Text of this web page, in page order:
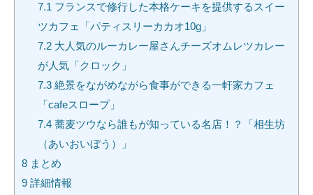
7.1 フランスで修行した本格ケーキを提供するスイー
ツカフェ「パティスリーカカオ10g」
7.2大人気のルーカレー屋さんチーズオムレツカレー
が人気「クロック」
7.3絶景をながめながら食事ができる一軒家カフェ
「cafeスロープ」
7.4蕎麦ツウなら誰もが知っている名店！？「相生坊
（あいおいぼう）」
8 まとめ
9 詳細情報